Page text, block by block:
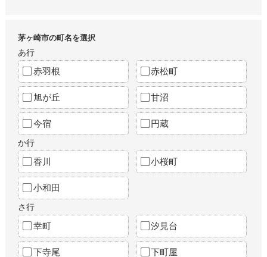
茅ヶ崎市の町名を選択
あ行
赤羽根 赤松町
旭が丘 甘沼
今宿 円蔵
か行
香川 小桜町
小和田
さ行
幸町 汐見台
下寺尾 下町屋